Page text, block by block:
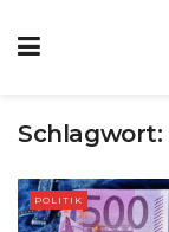
Schlagwort:
POLITIK